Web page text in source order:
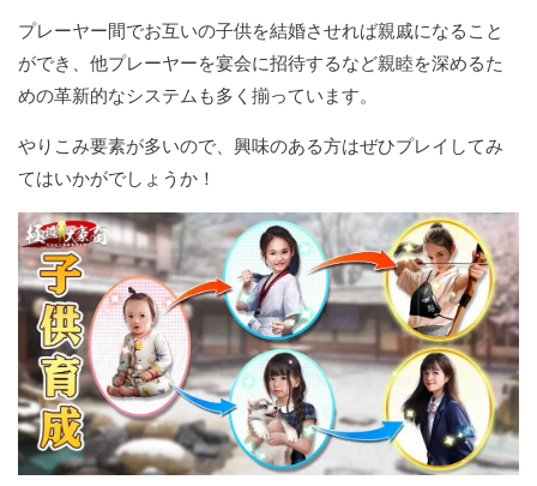
プレーヤー間でお互いの子供を結婚させれば親戚になること
ができ、他プレーヤーを宴会に招待するなど親睦を深めるた
めの革新的なシステムも多く揃っています。
やりこみ要素が多いので、興味のある方はぜひプレイしてみ
てはいかがでしょうか！